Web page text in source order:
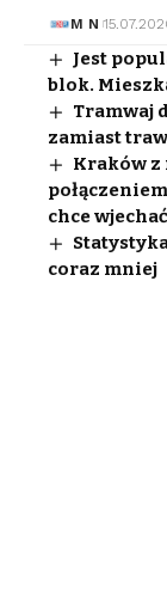
M N
Jest
blok.
Tramwaj
zamiast
Kraków z
chce
coraz mniej